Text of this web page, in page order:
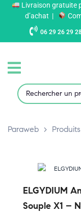
Livraison gratuite
d’achat |
06 29 26 29
Paraweb > Produits
ELGYDIUM
Souple X1 –